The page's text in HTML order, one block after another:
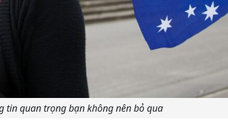
tin quan trọng bạn không nên bỏ qua